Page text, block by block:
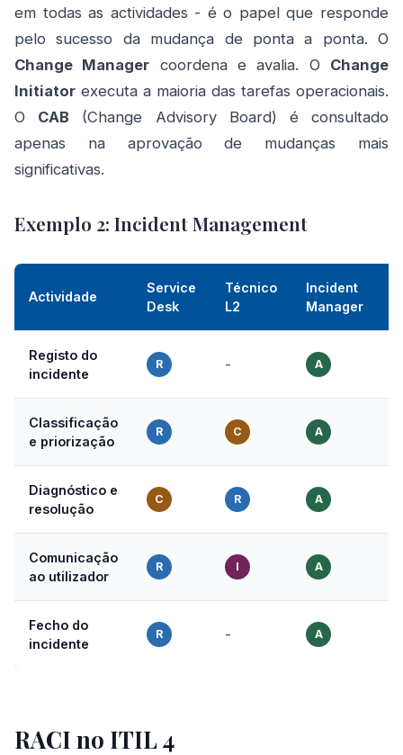
em todas as actividades - é o papel que responde
pelo sucesso da mudança de ponta a ponta. O
Change Manager coordena e avalia. O Change
Initiator executa a maioria das tarefas operacionais.
O CAB (Change Advisory Board) é consultado
apenas na aprovação de mudanças mais
significativas.
Exemplo 2: Incident Management
Actividade
Service
Desk
Técnico
L2
Incident
Manager
Registo do
incidente
R - A
Classificação
e priorização
R C A
Diagnóstico e
resolução
C R A
Comunicação
ao utilizador
R I A
Fecho do
incidente
R - A
RACI no ITIL 4